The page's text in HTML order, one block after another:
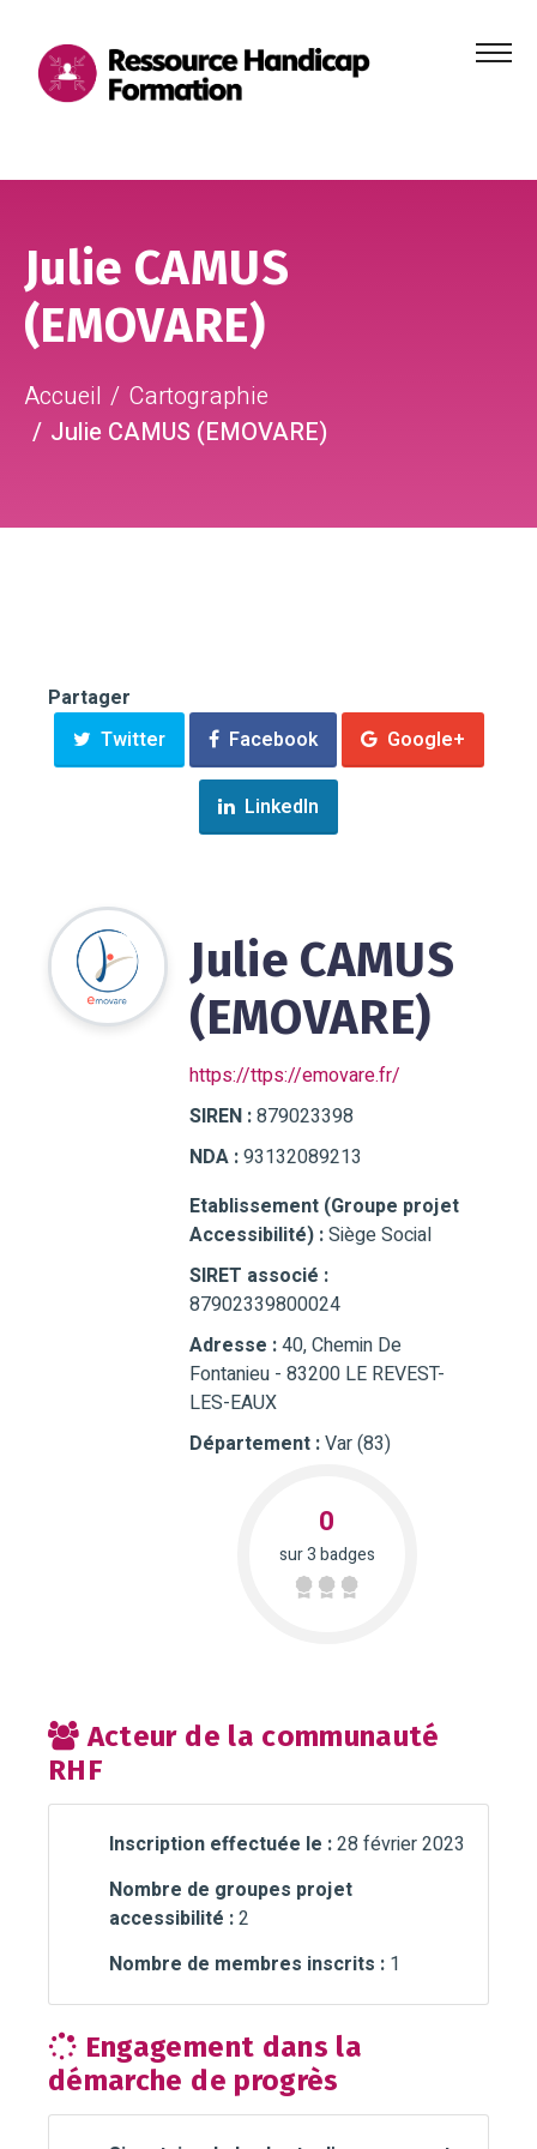
Menu
Julie CAMUS
(EMOVARE)
Accueil
Cartographie
Julie CAMUS (EMOVARE)
Partager
Twitter
Facebook Google+
LinkedIn
Julie CAMUS
(EMOVARE)
https://ttps://emovare.fr/
SIREN :879023398
NDA :93132089213
Etablissement (Groupe projet
Accessibilité) :Siège Social
SIRET associé :
87902339800024
Adresse :40, Chemin De
Fontanieu - 83200 LE REVEST-
LES-EAUX
Département :Var (83)
0
sur 3 badges
Acteur de la communauté
RHF
Inscription effectuée le :28 février 2023
Nombre de groupes projet
accessibilité :2
Nombre de membres inscrits : 1
Engagement dans la
démarche de progrès